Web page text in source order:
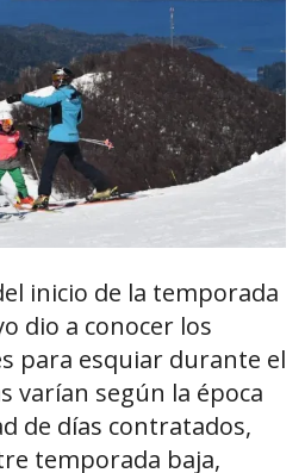
inicio de la temporada
dio a conocer los
para esquiar durante el
varían según la época
de días contratados,
temporada baja,